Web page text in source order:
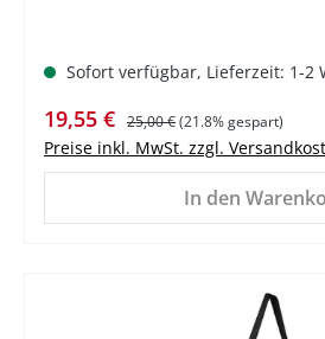
Sofort verfügbar, Lieferzeit: 1-2
Verkaufspreis:
19,55 € Regulärer Preis:
25,00 €(21.8% gespart)
Preise inkl. MwSt. zzgl.
In den